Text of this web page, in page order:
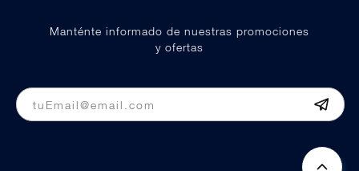
Manténte informado de nuestras promociones
y ofertas